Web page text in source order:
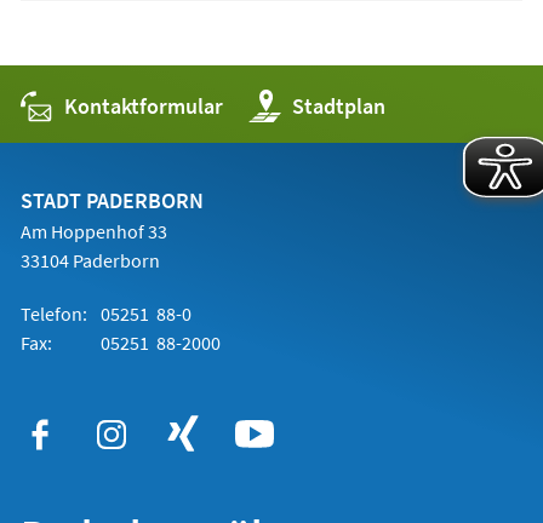
Kontaktformular Stadtplan
(Öffnet
in
einem
STADT PADERBORN
Am Hoppenhof 33
33104 Paderborn
Telefon: 05251 88-0
Fax:
05251 88-2000